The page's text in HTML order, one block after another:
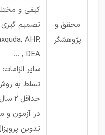
محقق و
پژوهشگر
کیفی و
AHP,
DEA , …
سایر الزامات:
تسلط به
در آزمون و
تدوین